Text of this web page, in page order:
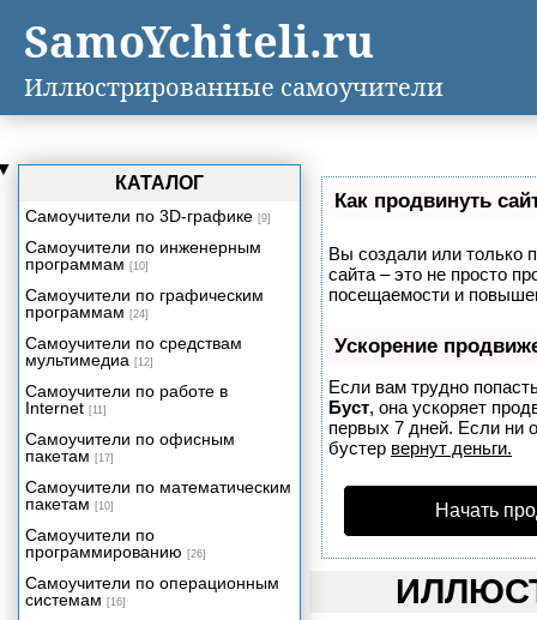
Как продвинуть
Вы создали или только
сайта – это не просто
посещаемости и
Ускорение
Если вам трудно
Буст, она ускоряет
первых 7 дней. Если ни
бустер вернут деньги.
Начать
КАТАЛОГ
Самоучители по 3D-графике [9]
Самоучители по инженерным
программам [10]
Самоучители по графическим
программам [24]
Самоучители по средствам
мультимедиа [12]
Самоучители по работе в
Internet [11]
Самоучители по офисным
пакетам [17]
Самоучители по математическим
пакетам [10]
Самоучители по
программированию [26]
Самоучители по операционным
системам [16]
SamoYchiteli.ru
Иллюстрированные самоучители